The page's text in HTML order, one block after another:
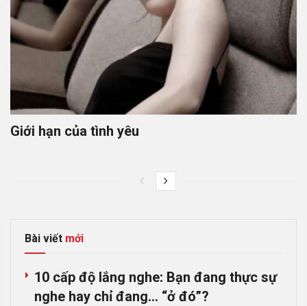
Giới hạn của tình yêu
Bài viết mới
10 cấp độ lắng nghe: Bạn đang thực sự
nghe hay chỉ đang… “ở đó”?